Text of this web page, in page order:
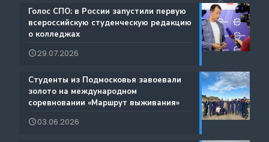
Каталог образовательных программ
Международная деятельность
Региональный проект по Профориентации
Документы
Истории Успеха
Благодарности
Фестиваль профессий «Путь навыков»
️Голос СПО: в России запустили первую
всероссийскую студенческую редакцию
о колледжах
29.07.2026
️Студенты из Подмосковья завоевали
золото на международном
соревновании «Маршрут выживания»
03.06.2026